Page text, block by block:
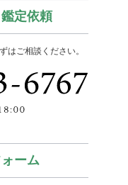
定依頼
はご相談ください。
ーム